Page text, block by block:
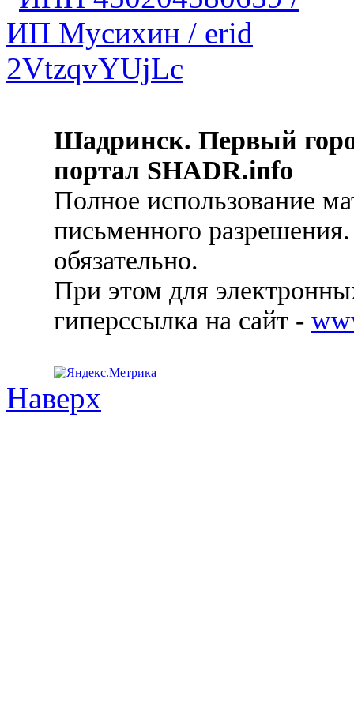
Шадринск. Первый
портал SHADR.info
Полное использование
письменного
обязательно.
При этом для
гиперссылка на сайт -
Наверх